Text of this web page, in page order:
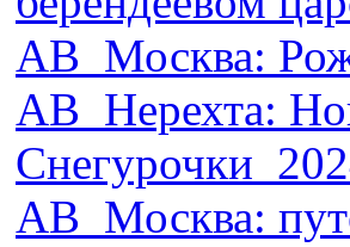
АВ_Москва:
АВ_Нерехта:
АВ_Москва: